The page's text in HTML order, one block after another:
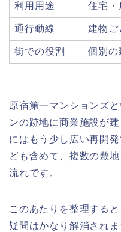
利用用途 住宅・
通行動線 建物ご
街での役割 個別の
原宿第一マンションズ
ンの跡地に商業施設が
にはもう少し広い再開
ども含めて、複数の敷
流れです。
このあたりを整理する
疑問はかなり解消されま